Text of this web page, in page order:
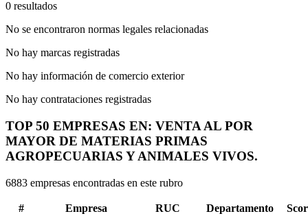
0 resultados
No se encontraron normas legales relacionadas
No hay marcas registradas
No hay información de comercio exterior
No hay contrataciones registradas
TOP 50 EMPRESAS EN: VENTA AL POR
MAYOR DE MATERIAS PRIMAS
AGROPECUARIAS Y ANIMALES VIVOS.
6883 empresas encontradas en este rubro
# Empresa RUC Departamento